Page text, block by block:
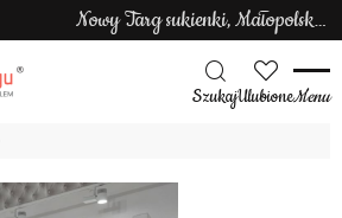
Nowy Targ sukienki, Małopolska sukienki
SzukajUlubioneMenu